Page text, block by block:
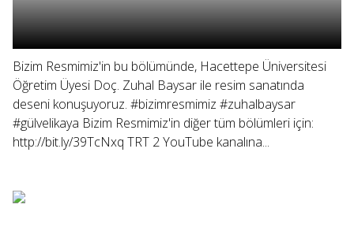
Bizim Resmimiz'in bu bölümünde, Hacettepe Üniversitesi
Öğretim Üyesi Doç. Zuhal Baysar ile resim sanatında
deseni konuşuyoruz. #bizimresmimiz #zuhalbaysar
#gülvelikaya Bizim Resmimiz'in diğer tüm bölümleri için:
http://bit.ly/39TcNxq TRT 2 YouTube kanalına...